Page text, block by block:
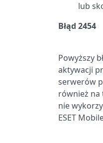
lub
Błąd 2454
Powyższy
aktywacji
serwerów
również na
nie
ESET